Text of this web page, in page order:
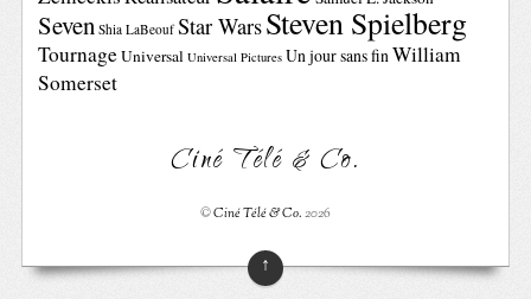
Seven Shia LaBeouf Star WarsSteven Spielberg
TournageUniversal Universal Pictures Un jour sans fin William
Somerset
Ciné Télé & Co.
©Ciné Télé & Co.2026
↑